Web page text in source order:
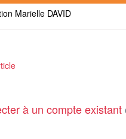
Marielle DAVID
à un compte existant